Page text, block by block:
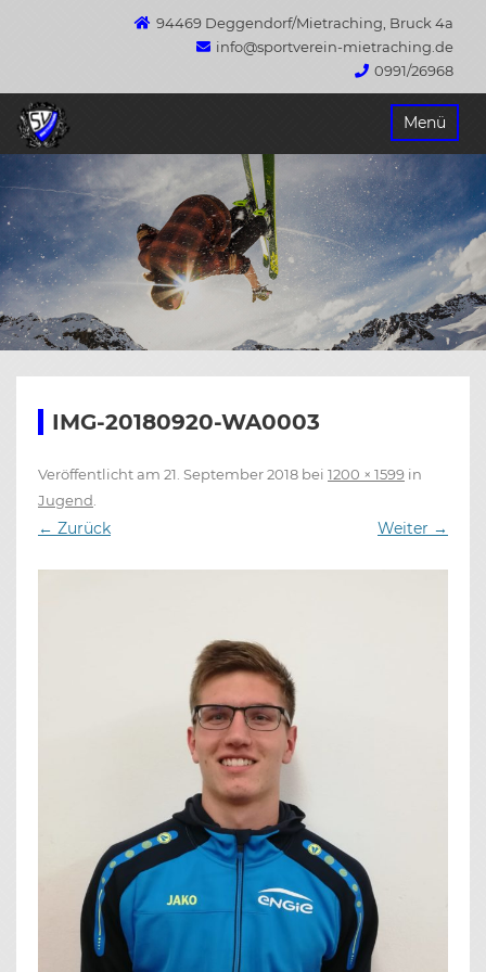
94469 Deggendorf/Mietraching, Bruck 4a
info@sportverein-mietraching.de
0991/26968
Menü
IMG-20180920-WA0003
Veröffentlicht am 21. September 2018 bei 1200 × 1599 in
Jugend
← Zurück Weiter →